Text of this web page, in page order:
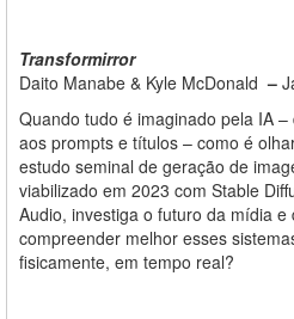
Transformirror
Daito Manabe & Kyle McDonald –
Quando tudo é imaginado pela IA
aos prompts e títulos – como é
estudo seminal de geração de
viabilizado em 2023 com Stable
Audio, investiga o futuro da mídia
compreender melhor esses
fisicamente, em tempo real?